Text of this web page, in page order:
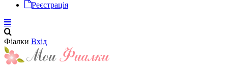
Реєстрація
Фіалки Вхід